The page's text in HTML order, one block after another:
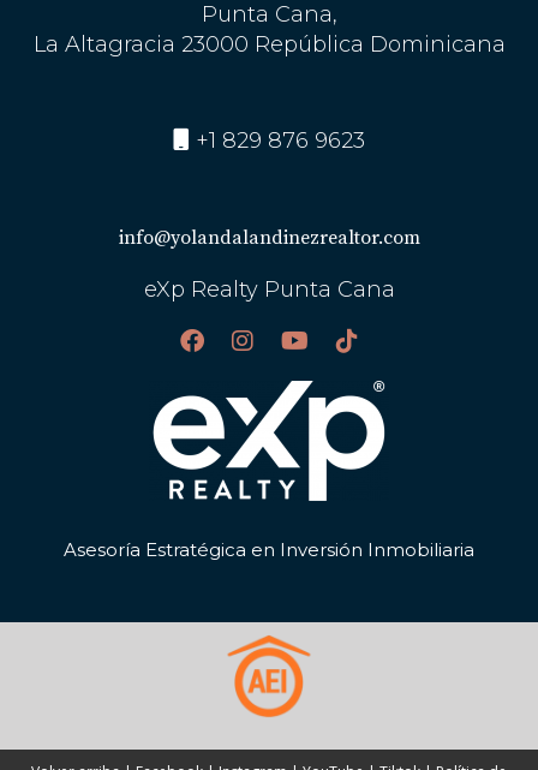
Punta Cana,
La Altagracia 23000 República Dominicana
+1 829 876 9623
info@yolandalandinezrealtor.com
eXp Realty Punta Cana
Asesoría Estratégica en Inversión Inmobiliaria